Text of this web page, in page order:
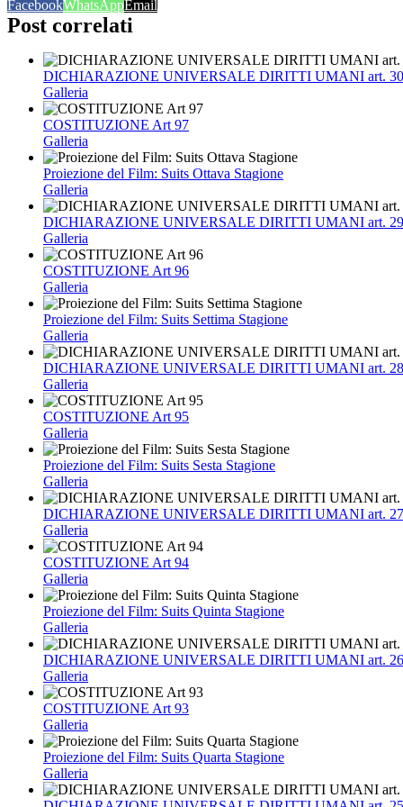
FacebookWhatsAppEmail
Post correlati
DICHIARAZIONE UNIVERSALE DIRITTI UMANI art. 30
Galleria
COSTITUZIONE Art 97
Galleria
Proiezione del Film: Suits Ottava Stagione
Galleria
DICHIARAZIONE UNIVERSALE DIRITTI UMANI art. 29
Galleria
COSTITUZIONE Art 96
Galleria
Proiezione del Film: Suits Settima Stagione
Galleria
DICHIARAZIONE UNIVERSALE DIRITTI UMANI art. 28
Galleria
COSTITUZIONE Art 95
Galleria
Proiezione del Film: Suits Sesta Stagione
Galleria
DICHIARAZIONE UNIVERSALE DIRITTI UMANI art. 27
Galleria
COSTITUZIONE Art 94
Galleria
Proiezione del Film: Suits Quinta Stagione
Galleria
DICHIARAZIONE UNIVERSALE DIRITTI UMANI art. 26
Galleria
COSTITUZIONE Art 93
Galleria
Proiezione del Film: Suits Quarta Stagione
Galleria